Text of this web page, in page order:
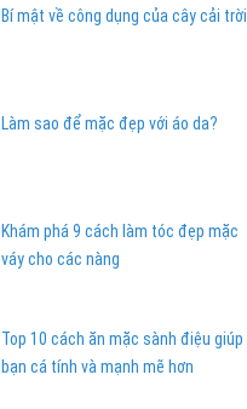
Bí mật về công dụng của cây cải trời
Làm sao để mặc đẹp với áo da?
Khám phá 9 cách làm tóc đẹp mặc
váy cho các nàng
Top 10 cách ăn mặc sành điệu giúp
bạn cá tính và mạnh mẽ hơn